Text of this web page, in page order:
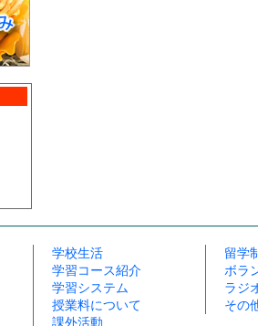
学校生活
学習コース紹介
学習システム
授業料について
課外活動
留学
ボラ
ラジ
その